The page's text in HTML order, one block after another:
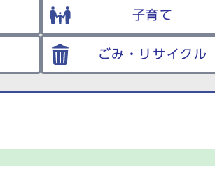
子育て
ごみ・リサイクル